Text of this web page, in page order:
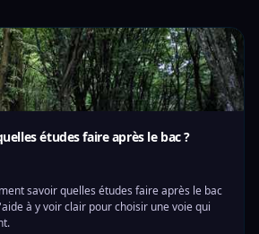
études faire après le bac ?
savoir quelles études faire après le bac
à y voir clair pour choisir une voie qui